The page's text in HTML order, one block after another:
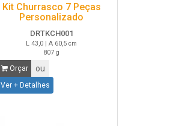
Kit Churrasco 7 Peças
Personalizado
DRTKCH001
L 43,0 | A 60,5 cm
807 g
Orçar ou
Ver + Detalhes